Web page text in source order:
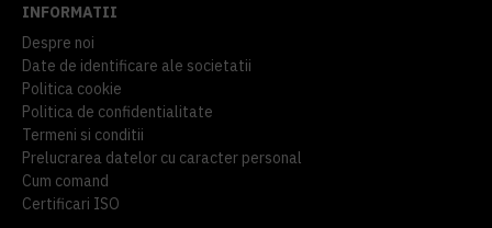
INFORMATII
Despre noi
Date de identificare ale societatii
Politica cookie
Politica de confidentialitate
Termeni si conditii
Prelucrarea datelor cu caracter personal
Cum comand
Certificari ISO